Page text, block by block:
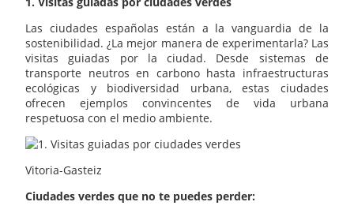
Las ciudades españolas están a la vanguardia de la
sostenibilidad. ¿La mejor manera de experimentarla? Las
visitas guiadas por la ciudad. Desde sistemas de
transporte neutros en carbono hasta infraestructuras
ecológicas y biodiversidad urbana, estas ciudades
ofrecen ejemplos convincentes de vida urbana
respetuosa con el medio ambiente.
Vitoria-Gasteiz
Ciudades verdes que no te puedes perder: